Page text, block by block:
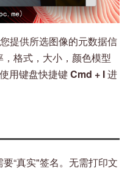
提供所选图像的元数据信
格式，大小，颜色模型
使用键盘快捷键Cmd + I进
“真实"签名。无需打印文